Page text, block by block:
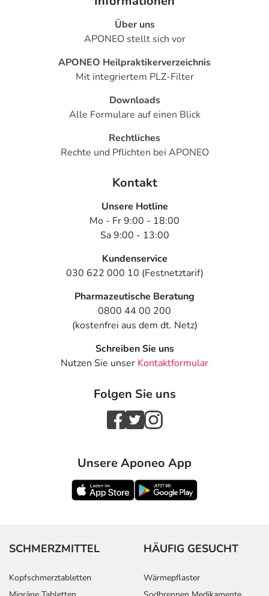
Über uns
APONEO stellt sich vor
APONEO Heilpraktikerverzeichnis
Mit integriertem PLZ-Filter
Downloads
Alle Formulare auf einen Blick
Rechtliches
Rechte und Pflichten bei APONEO
Kontakt
Unsere Hotline
Mo - Fr 9:00 - 18:00
Sa 9:00 - 13:00
Kundenservice
030 622 000 10 (Festnetztarif)
Pharmazeutische Beratung
0800 44 00 200
(kostenfrei aus dem dt. Netz)
Schreiben Sie uns
Nutzen Sie unser Kontaktformular
Folgen Sie uns
Unsere Aponeo App
SCHMERZMITTEL
Kopfschmerztabletten
HÄUFIG GESUCHT
Wärmepflaster